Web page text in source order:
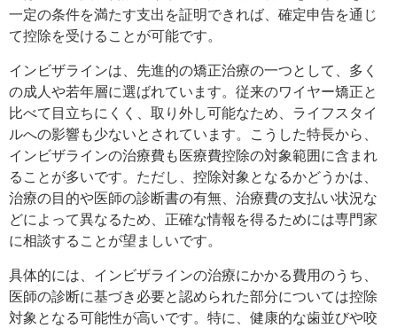
一定の条件を満たす支出を証明できれば、確定申告を通じ
て控除を受けることが可能です。
インビザラインは、先進的の矯正治療の一つとして、多く
の成人や若年層に選ばれています。従来のワイヤー矯正と
比べて目立ちにくく、取り外し可能なため、ライフスタイ
ルへの影響も少ないとされています。こうした特長から、
インビザラインの治療費も医療費控除の対象範囲に含まれ
ることが多いです。ただし、控除対象となるかどうかは、
治療の目的や医師の診断書の有無、治療費の支払い状況な
どによって異なるため、正確な情報を得るためには専門家
に相談することが望ましいです。
具体的には、インビザラインの治療にかかる費用のうち、
医師の診断に基づき必要と認められた部分については控除
対象となる可能性が高いです。特に、健康的な歯並びや咬